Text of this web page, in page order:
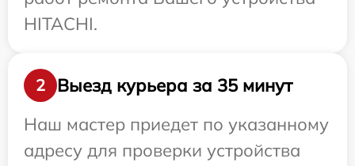
HITACHI.
2
Выезд курьера за 35 минут
Наш мастер приедет по указанному
адресу для проверки устройства